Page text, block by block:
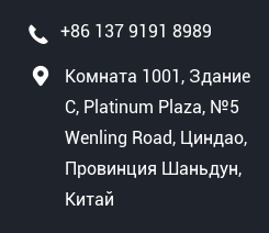
+86 137 9191 8989
Комната 1001, Здание
C, Platinum Plaza, №5
Wenling Road, Циндао,
Провинция Шаньдун,
Китай